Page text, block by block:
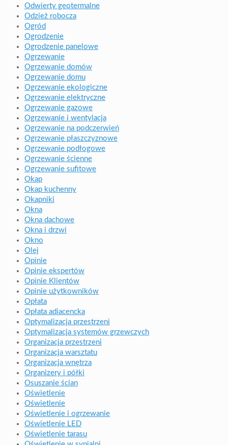
Odwierty geotermalne
Odzież robocza
Ogród
Ogrodzenie
Ogrodzenie panelowe
Ogrzewanie
Ogrzewanie domów
Ogrzewanie domu
Ogrzewanie ekologiczne
Ogrzewanie elektryczne
Ogrzewanie gazowe
Ogrzewanie i wentylacja
Ogrzewanie na podczerwień
Ogrzewanie płaszczyznowe
Ogrzewanie podłogowe
Ogrzewanie ścienne
Ogrzewanie sufitowe
Okap
Okap kuchenny
Okapniki
Okna
Okna dachowe
Okna i drzwi
Okno
Olej
Opinie
Opinie ekspertów
Opinie Klientów
Opinie użytkowników
Opłata
Opłata adiacencka
Optymalizacja przestrzeni
Optymalizacja systemów grzewczych
Organizacja przestrzeni
Organizacja warsztatu
Organizacja wnętrza
Organizery i półki
Osuszanie ścian
Oświetlenie
Oświetlenie
Oświetlenie i ogrzewanie
Oświetlenie LED
Oświetlenie tarasu